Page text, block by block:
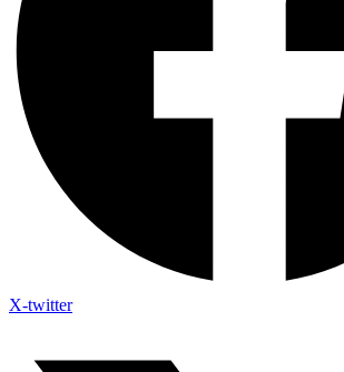
X-twitter